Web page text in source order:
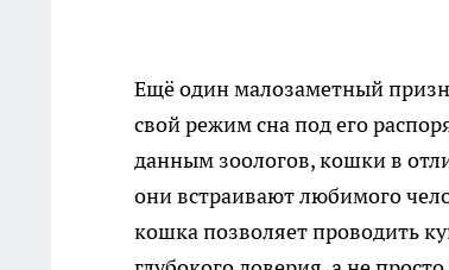
Ещё один малозаметный
свой режим сна под его
данным зоологов, кошки в
они встраивают любимого
кошка позволяет проводить